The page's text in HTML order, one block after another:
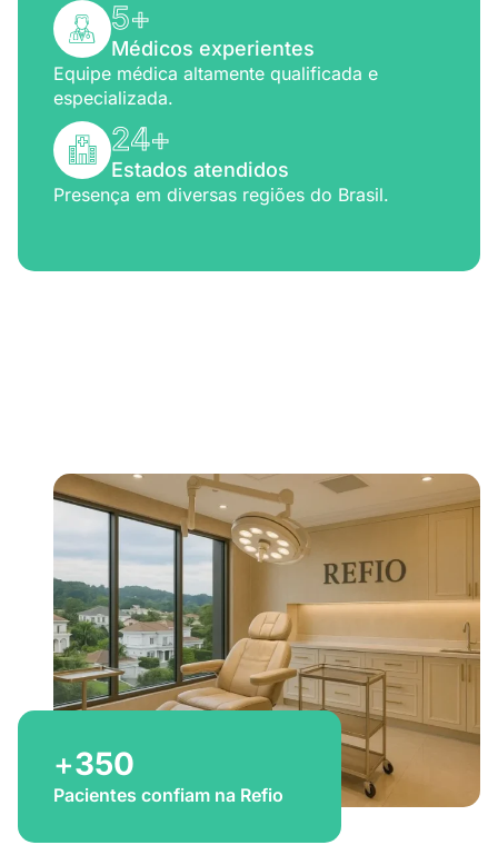
5+
Médicos experientes
Equipe médica altamente qualificada e
especializada.
24+
Estados atendidos
Presença em diversas regiões do Brasil.
+350
Pacientes confiam na Refio